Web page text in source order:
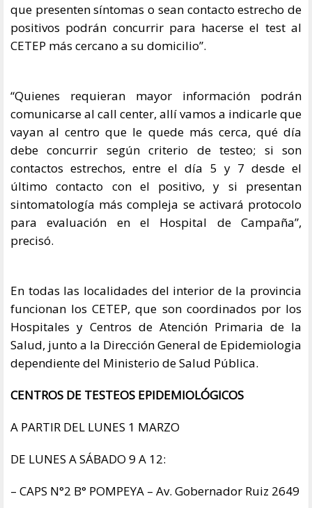
que presenten síntomas o sean contacto estrecho de
positivos podrán concurrir para hacerse el test al
CETEP más cercano a su domicilio”.
“Quienes requieran mayor información podrán
comunicarse al call center, allí vamos a indicarle que
vayan al centro que le quede más cerca, qué día
debe concurrir según criterio de testeo; si son
contactos estrechos, entre el día 5 y 7 desde el
último contacto con el positivo, y si presentan
sintomatología más compleja se activará protocolo
para evaluación en el Hospital de Campaña”,
precisó.
En todas las localidades del interior de la provincia
funcionan los CETEP, que son coordinados por los
Hospitales y Centros de Atención Primaria de la
Salud, junto a la Dirección General de Epidemiologia
dependiente del Ministerio de Salud Pública.
CENTROS DE TESTEOS EPIDEMIOLÓGICOS
A PARTIR DEL LUNES 1 MARZO
DE LUNES A SÁBADO 9 A 12:
– CAPS N°2 B° POMPEYA – Av. Gobernador Ruiz 2649